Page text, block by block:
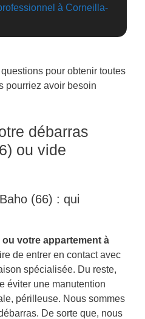
à Corneilla-
pour obtenir toutes
pourriez avoir besoin
débarras
ou vide
(66) : qui
votre appartement à
de entrer en contact avec
spécialisée. Du reste,
éviter une manutention
périlleuse. Nous sommes
De sorte que, nous